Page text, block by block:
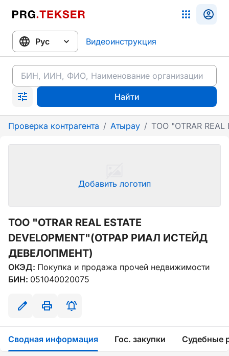
Видеоинструкция
Найти
Проверка контрагента / Атырау / ТОО "OTRAR
Добавить логотип
ТОО "OTRAR REAL ESTATE
DEVELOPMENT"(ОТРАР РИАЛ ИСТЕЙД
ДЕВЕЛОПМЕНТ)
ОКЭД: Покупка и продажа прочей недвижимости
БИН: 051040020075
Сводная информация Гос. закупки Судебные